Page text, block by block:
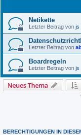
Netikette
Letzter Beitrag von js
Letzter Beitrag von
Boardregeln
Letzter Beitrag von js
Neues Thema
BERECHTIGUNGEN IN